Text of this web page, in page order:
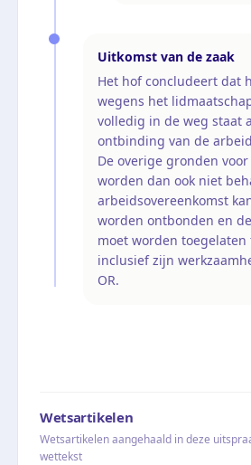
Uitkomst van de zaak
Het hof concludeert dat
wegens het
volledig in de weg staat
ontbinding van de
De overige gronden
worden dan ook niet
arbeidsovereenkomst
worden ontbonden en
moet worden toegelaten
inclusief zijn
OR.
Wetsartikelen
Wetsartikelen aangehaald in deze
wettekst